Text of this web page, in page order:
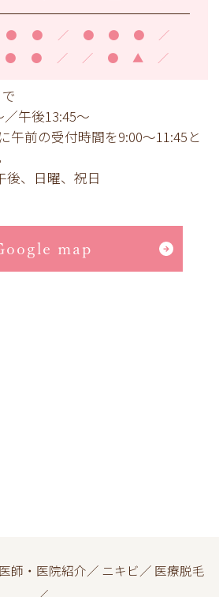
● ● ／ ● ● ● ／
● ● ／ ／ ● ▲ ／
午後13:45～
午前の受付時間を9:00～11:45と
後、日曜、祝日
map
医師・医院紹介／ ニキビ／ 医療脱毛